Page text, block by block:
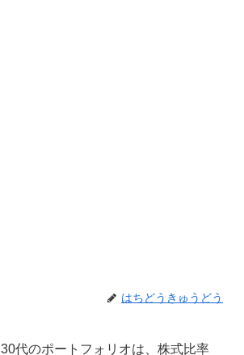
はちどうきゅうどう
30代のポートフォリオは、株式比率